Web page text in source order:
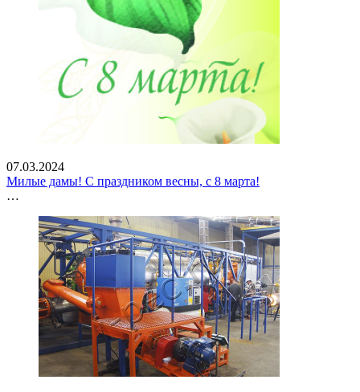
07.03.2024
Милые дамы! С праздником весны, с 8 марта!
…